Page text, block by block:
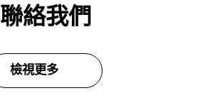
聯絡我們
檢視更多